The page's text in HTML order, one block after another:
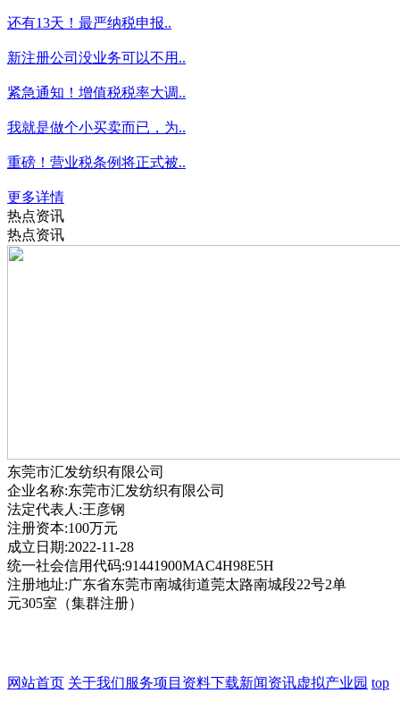
还有13天！最严纳税申报..
新注册公司没业务可以不用..
紧急通知！增值税税率大调..
我就是做个小买卖而已，为..
重磅！营业税条例将正式被..
更多详情
热点资讯
热点资讯
东莞市汇发纺织有限公司
企业名称:东莞市汇发纺织有限公司
法定代表人:王彦钢
注册资本:100万元
成立日期:2022-11-28
统一社会信用代码:91441900MAC4H98E5H
注册地址:广东省东莞市南城街道莞太路南城段22号2单
元305室（集群注册）
网站首页 关于我们服务项目 资料下载新闻资讯虚拟产业园 top